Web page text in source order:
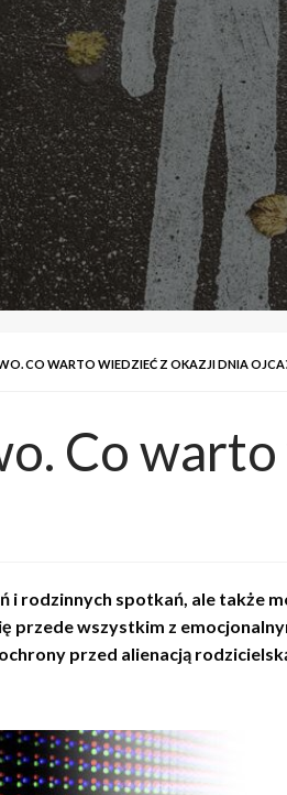
CO WARTO WIEDZIEĆ Z OKAZJI DNIA
Co
i rodzinnych spotkań, ale
przede wszystkim z
przed alienacją